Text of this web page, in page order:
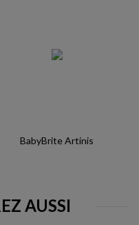
BabyBrite Artinis
AUSSI